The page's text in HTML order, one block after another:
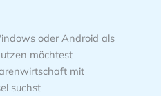
oder Android als
möchtest
mit
suchst